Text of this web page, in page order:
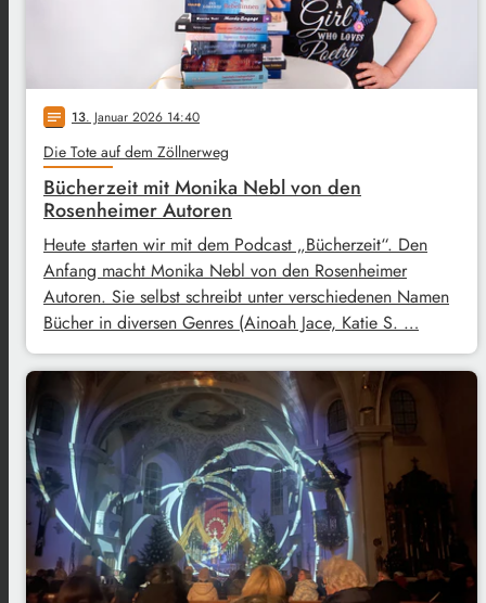
notes 13. Januar 2026 14:40
Die Tote auf dem Zöllnerweg
Bücherzeit mit Monika Nebl von den
Rosenheimer Autoren
Heute starten wir mit dem Podcast „Bücherzeit“. Den
Anfang macht Monika Nebl von den Rosenheimer
Autoren. Sie selbst schreibt unter verschiedenen Namen
Bücher in diversen Genres (Ainoah Jace, Katie S. …